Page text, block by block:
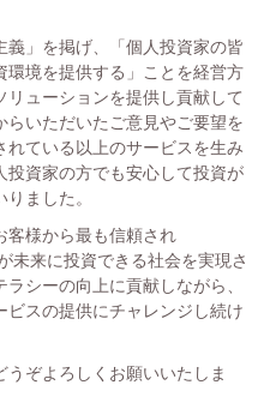
義」を掲げ、「個人投資家の皆
境を提供する」ことを経営方
ューションを提供し貢献して
らいただいたご意見やご要望を
ている以上のサービスを生み
投資家の方でも安心して投資が
ました。
客様から最も信頼され
未来に投資できる社会を実現さ
シーの向上に貢献しながら、
スの提供にチャレンジし続け
ぞよろしくお願いいたしま